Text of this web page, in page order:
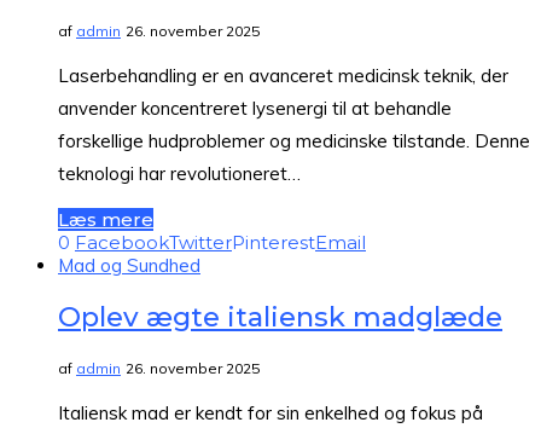
af admin 26. november 2025
Laserbehandling er en avanceret medicinsk teknik, der
anvender koncentreret lysenergi til at behandle
forskellige hudproblemer og medicinske tilstande. Denne
teknologi har revolutioneret…
Læs mere
0 FacebookTwitterPinterestEmail
Mad og Sundhed
Oplev ægte italiensk madglæde
af admin 26. november 2025
Italiensk mad er kendt for sin enkelhed og fokus på